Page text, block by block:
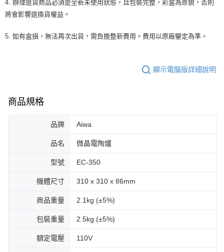
4. 辦理退貨商品必須是全新未使用狀態，且包裝完整，彩盒為原貌，否則
將會影響退換貨權益。
5. 如有盒損，無法再次出貨，需負擔整新費用。費用以原廠鑒定為準。
顯示電腦版詳細說明
商品規格
品牌 Aiwa
品名 微晶電陶爐
型號 EC-350
機體尺寸 310 x 310 x 86mm
商品重量 2.1kg (±5%)
包裝重量 2.5kg (±5%)
額定電壓 110V